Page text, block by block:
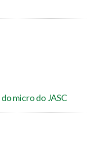
micro do JASC